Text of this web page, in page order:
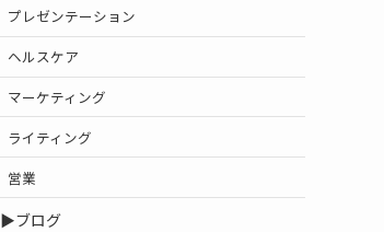
プレゼンテーション
ヘルスケア
マーケティング
ライティング
営業
▶ブログ